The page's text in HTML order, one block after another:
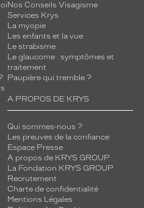
Nos Conseils Visagisme
Services Krys
La myopie
Les enfants et la vue
Le strabisme
Le glaucome : symptômes et
traitement
Paupière qui tremble ?
A PROPOS DE KRYS
Qui sommes-nous ?
Les preuves de la confiance
Espace Presse
A propos de KRYS GROUP
La Fondation KRYS GROUP
Recrutement
Charte de confidentialité
Mentions Légales